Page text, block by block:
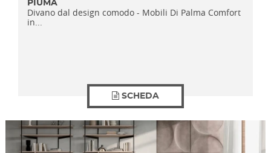
PIUMA
Divano dal design comodo - Mobili Di Palma Comfort
in...
SCHEDA